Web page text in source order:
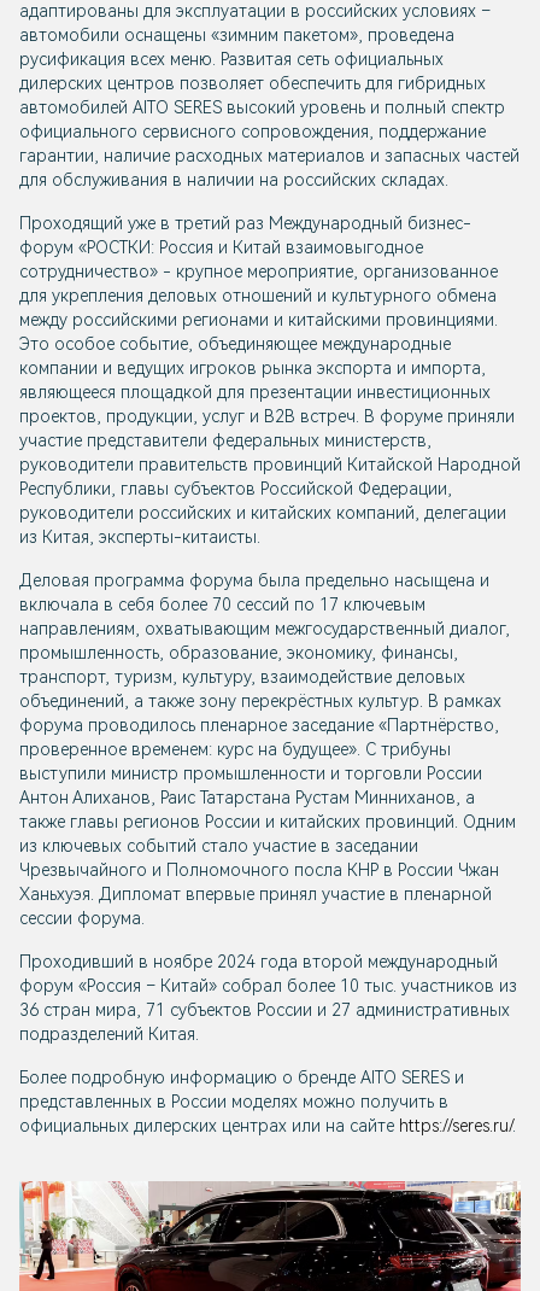
адаптированы для эксплуатации в российских условиях –
автомобили оснащены «зимним пакетом», проведена
русификация всех меню. Развитая сеть официальных
дилерских центров позволяет обеспечить для гибридных
автомобилей AITO SERES высокий уровень и полный спектр
официального сервисного сопровождения, поддержание
гарантии, наличие расходных материалов и запасных частей
для обслуживания в наличии на российских складах.
Проходящий уже в третий раз Международный бизнес-
форум «РОСТКИ: Россия и Китай взаимовыгодное
сотрудничество» - крупное мероприятие, организованное
для укрепления деловых отношений и культурного обмена
между российскими регионами и китайскими провинциями.
Это особое событие, объединяющее международные
компании и ведущих игроков рынка экспорта и импорта,
являющееся площадкой для презентации инвестиционных
проектов, продукции, услуг и В2В встреч. В форуме приняли
участие представители федеральных министерств,
руководители правительств провинций Китайской Народной
Республики, главы субъектов Российской Федерации,
руководители российских и китайских компаний, делегации
из Китая, эксперты-китаисты.
Деловая программа форума была предельно насыщена и
включала в себя более 70 сессий по 17 ключевым
направлениям, охватывающим межгосударственный диалог,
промышленность, образование, экономику, финансы,
транспорт, туризм, культуру, взаимодействие деловых
объединений, а также зону перекрёстных культур. В рамках
форума проводилось пленарное заседание «Партнёрство,
проверенное временем: курс на будущее». С трибуны
выступили министр промышленности и торговли России
Антон Алиханов, Раис Татарстана Рустам Минниханов, а
также главы регионов России и китайских провинций. Одним
из ключевых событий стало участие в заседании
Чрезвычайного и Полномочного посла КНР в России Чжан
Ханьхуэя. Дипломат впервые принял участие в пленарной
сессии форума.
Проходивший в ноябре 2024 года второй международный
форум «Россия – Китай» собрал более 10 тыс. участников из
36 стран мира, 71 субъектов России и 27 административных
подразделений Китая.
Более подробную информацию о бренде AITO SERES и
представленных в России моделях можно получить в
официальных дилерских центрах или на сайте https://seres.ru/.